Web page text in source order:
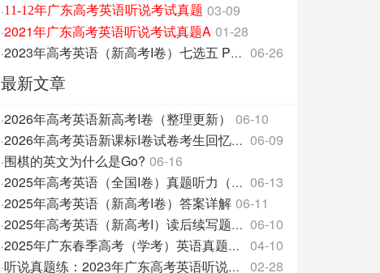
·11-12年广东高考英语听说考试真题 03-09
·2021年广东高考英语听说考试真题A 01-28
· 2023年高考英语（新高考I卷）七选五 Personal Forgive 06-26
最新文章
·2026年高考英语新高考I卷（整理更新） 06-10
· 2026年高考英语新课标I卷试卷考生回忆整理版 06-09
·围棋的英文为什么是Go? 06-16
· 2025年高考英语（全国I卷）真题听力（附原文和答案分 06-13
·2025年高考英语（新高考I卷）答案详解 06-11
· 2025年高考英语（新高考I）读后续写题源及翻译 06-10
· 2025年广东春季高考（学考）英语真题试卷 04-10
· 听说真题练：2023年广东高考英语听说考试 02-28